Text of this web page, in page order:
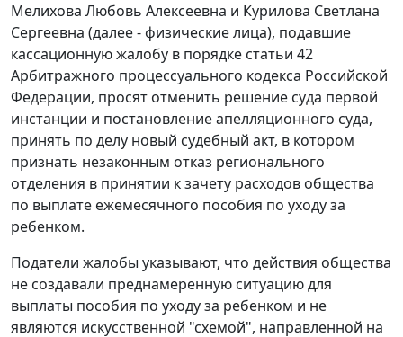
Мелихова Любовь Алексеевна и Курилова Светлана
Сергеевна (далее - физические лица), подавшие
кассационную жалобу в порядке статьи 42
Арбитражного процессуального кодекса Российской
Федерации, просят отменить решение суда первой
инстанции и постановление апелляционного суда,
принять по делу новый судебный акт, в котором
признать незаконным отказ регионального
отделения в принятии к зачету расходов общества
по выплате ежемесячного пособия по уходу за
ребенком.
Податели жалобы указывают, что действия общества
не создавали преднамеренную ситуацию для
выплаты пособия по уходу за ребенком и не
являются искусственной "схемой", направленной на